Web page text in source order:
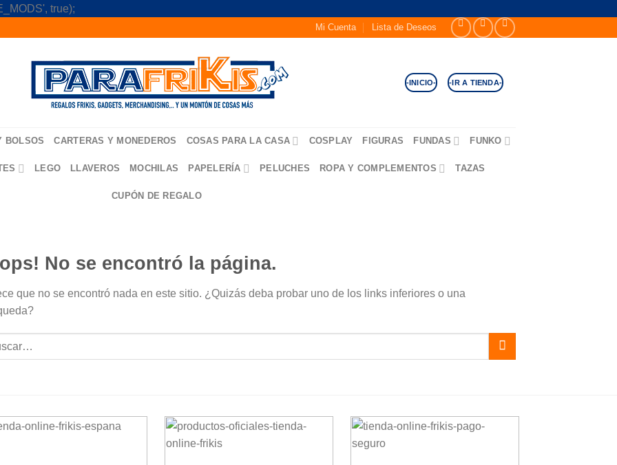
true);
Mi Cuenta Lista de Deseos
-INICIO- -IR A TIENDA-
BOLSOS CARTERAS Y MONEDEROS COSAS PARA LA CASA COSPLAY FIGURAS FUNDAS FUNKO
LEGO LLAVEROS MOCHILAS PAPELERÍA PELUCHES ROPA Y COMPLEMENTOS TAZAS
CUPÓN DE REGALO
No se encontró la página.
que no se encontró nada en este sitio. ¿Quizás deba probar uno de los links inferiores o una